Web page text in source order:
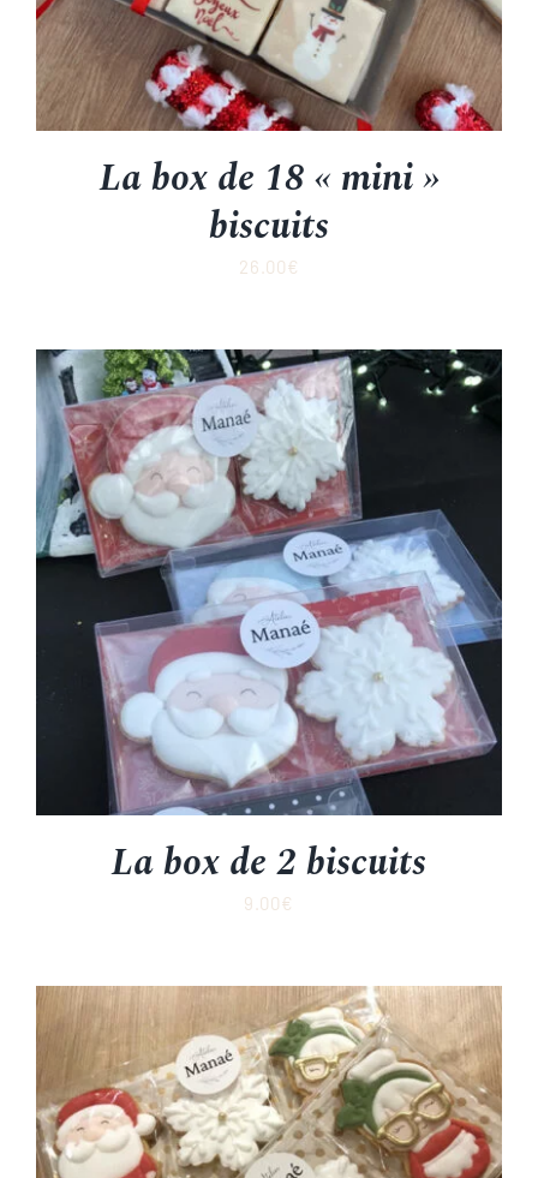
La box de 18 « mini »
biscuits
26.00€
La box de 2 biscuits
9.00€